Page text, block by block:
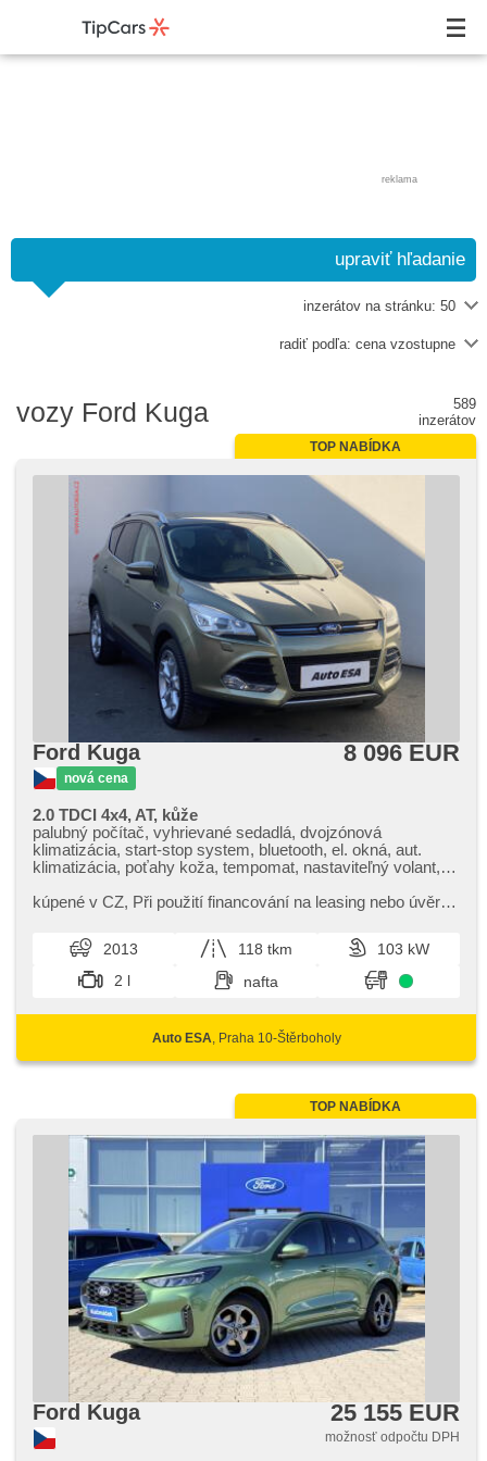
reklama
upraviť hľadanie
inzerátov na stránku: 50
radiť podľa: cena vzostupne
vozy Ford Kuga
589
inzerátov
TOP NABÍDKA
Ford Kuga
nová cena
8 096 EUR
2.0 TDCI 4x4, AT, kůže
palubný počítač, vyhrievané sedadlá, dvojzónová
klimatizácia, start-stop system, bluetooth, el. okná, aut.
klimatizácia, poťahy koža, tempomat, nastaviteľný volant,
el. vieko zavazadlového priestora, hliníkové kolesá, el.
predné sklo, pohon 4 x 4, centrál diaľkový, hmlové svetlá,
štartovanie tlačítkom, ABS, protiprešmykový systém kolies
(ASR), isofix, parkovacia kamera, deaktivácia airbagu
spolujazdca, imobilizér, 6x airbag
kúpené v CZ,​ Při použití financování na leasing nebo úvěr
9.00​-22.00 hod...
2013 118 tkm
103 kW
2 l
nafta
Auto ESA , Praha 10-Štěrboholy
TOP NABÍDKA
Ford Kuga 25 155 EUR
možnosť odpočtu DPH